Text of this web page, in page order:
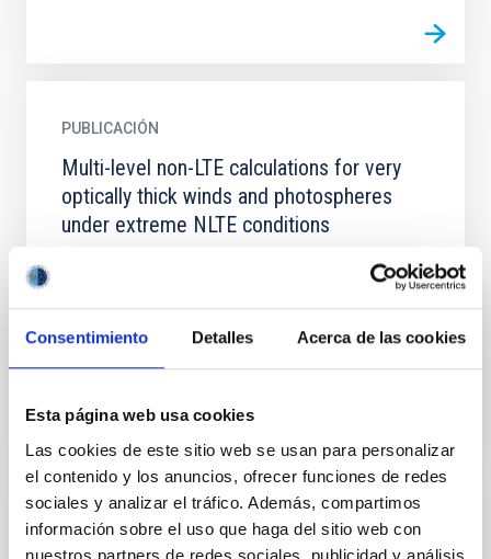
Consentimiento Detalles Acerca de las cookies
Esta página web usa cookies
Las cookies de este sitio web se usan para personalizar
el contenido y los anuncios, ofrecer funciones de redes
sociales y analizar el tráfico. Además, compartimos
información sobre el uso que haga del sitio web con
nuestros partners de redes sociales, publicidad y análisis
PUBLICACIÓN
Multi-level non-LTE calculations for very
optically thick winds and photospheres
under extreme NLTE conditions
A new technique to calculate multilevel non-LTE
continuum formation in the UV of stellar winds and
plane-parallel, static stellar atmospheres is
developed using...
PUBLICACIÓN